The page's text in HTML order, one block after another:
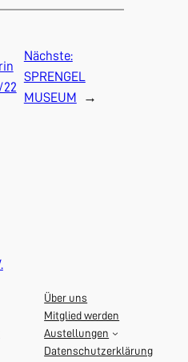
22
Nächste:
SPRENGEL
MUSEUM
→
Über uns
Mitglied werden
Austellungen
Datenschutzerklärung